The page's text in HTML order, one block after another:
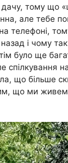
дачу, тому що
але тебе
телефоні,
і чому
було ще
спілкування
що більше
що ми